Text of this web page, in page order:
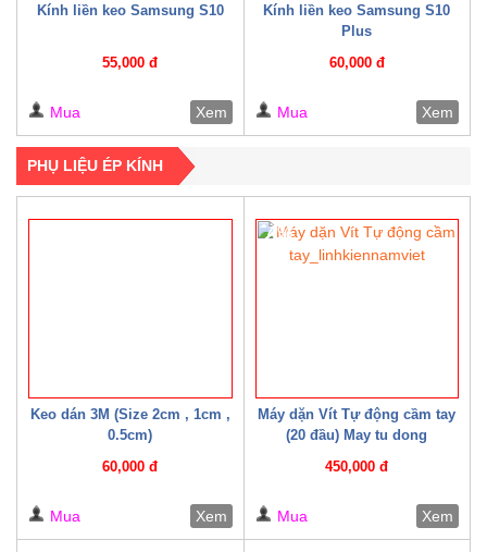
Kính liền keo Samsung S10
55,000 đ
Mua Xem
Kính liền keo Samsung S10
Plus
60,000 đ
Mua Xem
PHỤ LIỆU ÉP KÍNH
Keo dán 3M (Size 2cm , 1cm ,
0.5cm)
60,000 đ
Mua Xem
Máy dặn Vít Tự động cầm tay
(20 đầu) May tu dong
450,000 đ
4%
Mua Xem